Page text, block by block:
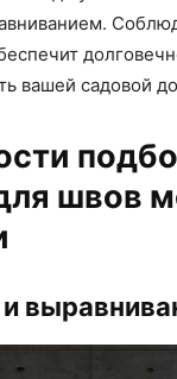
вашей садовой
швов